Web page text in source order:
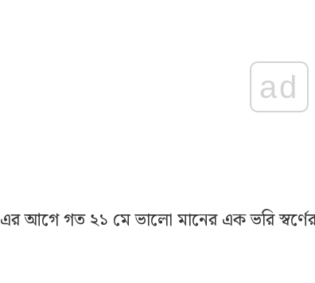
ad
এর আগে গত ২১ মে ভালো মানের এক ভরি